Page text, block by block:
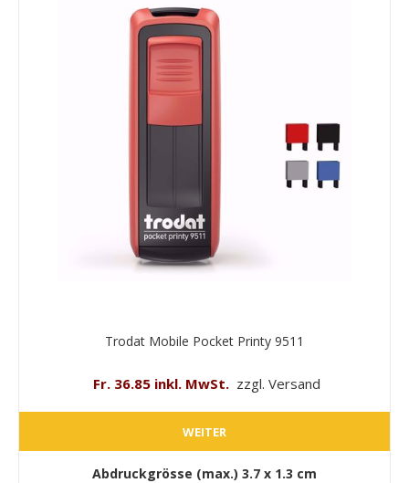
Trodat Mobile Pocket Printy 9511
Fr. 36.85 inkl. MwSt. zzgl. Versand
WEITER
Abdruckgrösse (max.) 3.7 x 1.3 cm